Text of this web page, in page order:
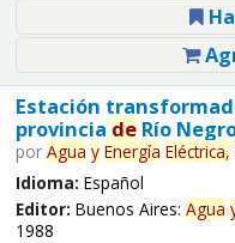
Estación
provincia deRío
por Agua y Energía Eléctrica,
Idioma: Español
Editor: Buenos Aires: Agua
1988